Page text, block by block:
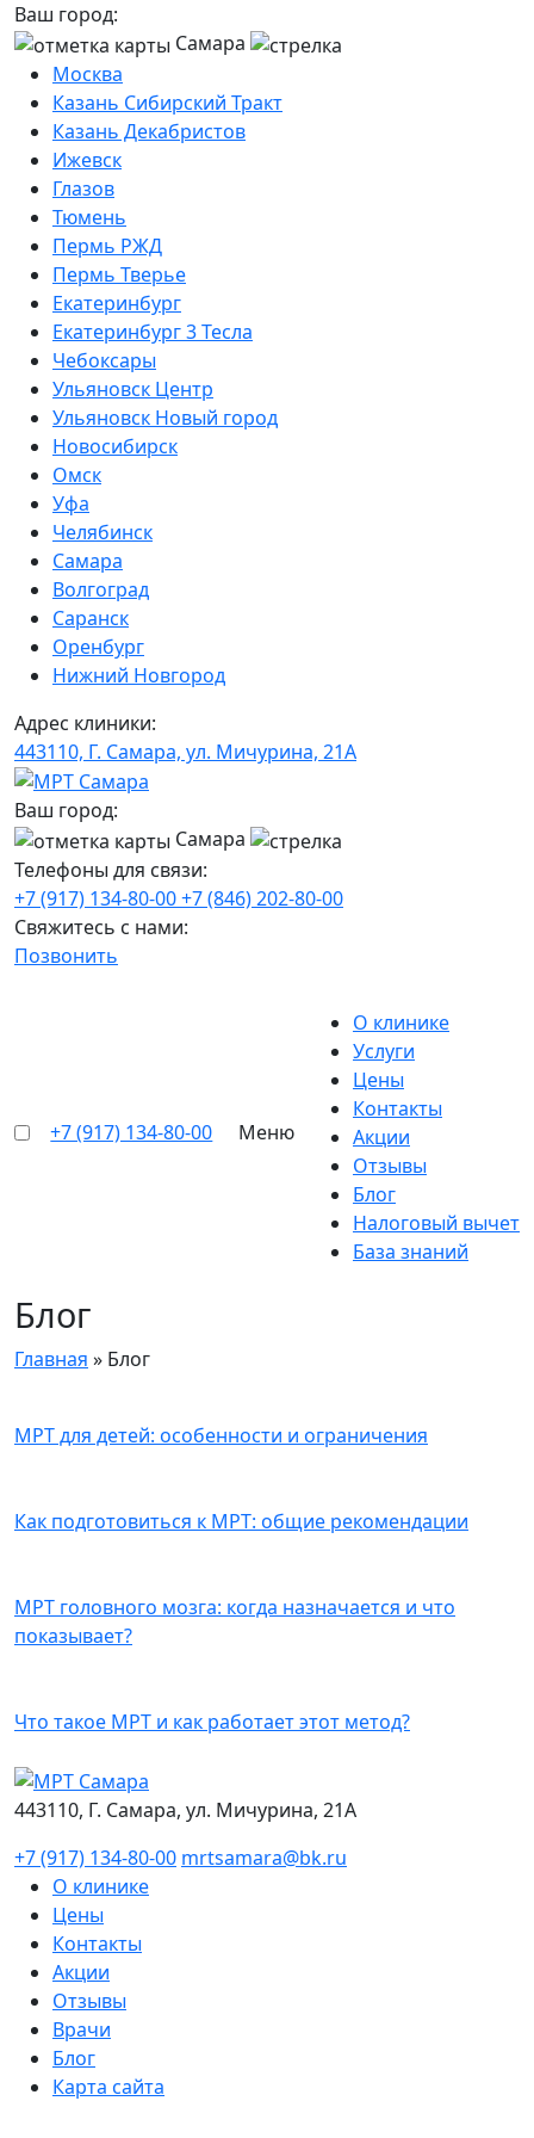
Ваш город:
Самара
Москва
Казань Сибирский Тракт
Казань Декабристов
Ижевск
Глазов
Тюмень
Пермь РЖД
Пермь Тверье
Екатеринбург
Екатеринбург 3 Тесла
Чебоксары
Ульяновск Центр
Ульяновск Новый город
Новосибирск
Омск
Уфа
Челябинск
Самара
Волгоград
Саранск
Оренбург
Нижний Новгород
Адрес клиники:
443110, Г. Самара, ул. Мичурина, 21А
Ваш город:
Самара
Телефоны для связи:
+7 (917) 134-80-00+7 (846) 202-80-00
Свяжитесь с нами:
Позвонить
+7 (917) 134-80-00 Меню
О клинике
Услуги
Цены
Контакты
Акции
Отзывы
Блог
Налоговый вычет
База знаний
Блог
Главная » Блог
МРТ для детей: особенности и ограничения
Как подготовиться к МРТ: общие рекомендации
МРТ головного мозга: когда назначается и что
показывает?
Что такое МРТ и как работает этот метод?
443110, Г. Самара, ул. Мичурина, 21А
+7 (917) 134-80-00 mrtsamara@bk.ru
О клинике
Цены
Контакты
Акции
Отзывы
Врачи
Блог
Карта сайта